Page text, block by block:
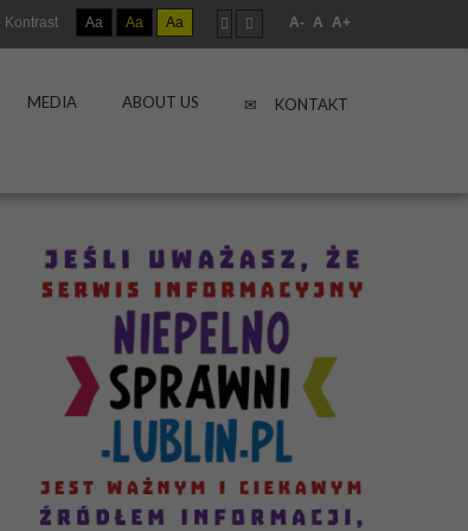
Kontrast Aa Aa Aa A- A A+
MEDIA ABOUT US KONTAKT